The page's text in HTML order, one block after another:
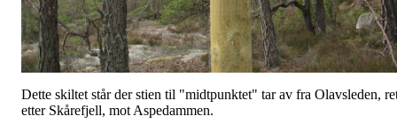
Dette skiltet står der stien til "midtpunktet" tar av fra Olavsleden,
etter Skårefjell, mot Aspedammen.